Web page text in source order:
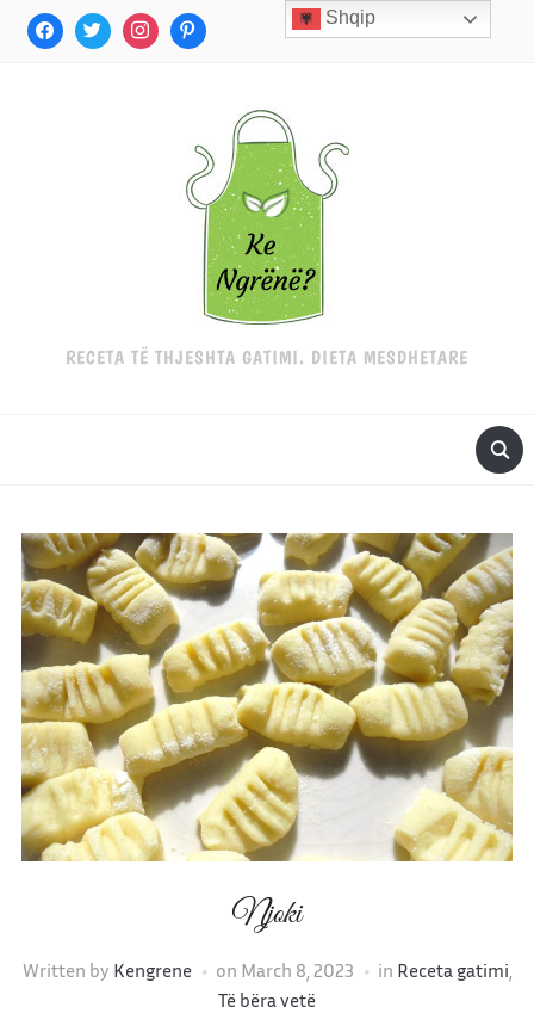
RECETA TË THJESHTA GATIMI. DIETA MESDHETARE
Njoki
Written by Kengrene on March 8, 2023 in Receta gatimi
Të bëra vetë
Shqip